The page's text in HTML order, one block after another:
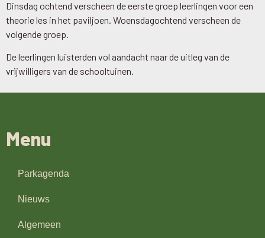
Dinsdag ochtend verscheen de eerste groep leerlingen voor een
theorie les in het paviljoen. Woensdagochtend verscheen de
volgende groep.
De leerlingen luisterden vol aandacht naar de uitleg van de
vrijwilligers van de schooltuinen.
Menu
Parkagenda
Nieuws
Algemeen